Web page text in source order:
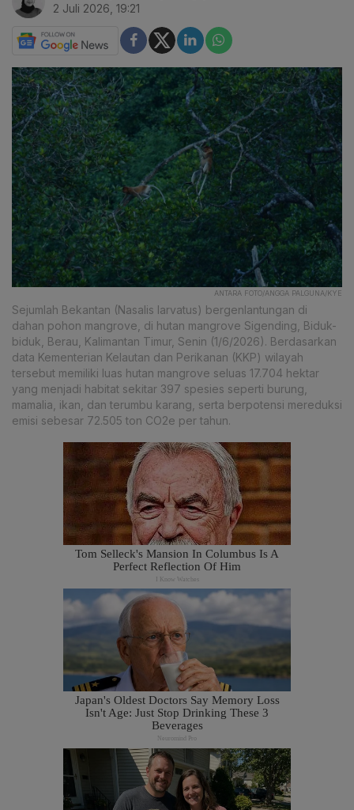
2 Juli 2026, 19:21
ANTARA FOTO/ANGGA PALGUNA/KYE
Sejumlah Bekantan (Nasalis larvatus) bergenlantungan di
dahan pohon mangrove, di hutan mangrove Sigending, Biduk-
biduk, Berau, Kalimantan Timur, Senin (1/6/2026). Berdasarkan
data Kementerian Kelautan dan Perikanan (KKP) wilayah
tersebut memiliki luas hutan mangrove seluas 17.704 hektar
yang menjadi habitat sekitar 397 spesies seperti burung,
mamalia, ikan, dan terumbu karang, serta berpotensi mereduksi
emisi sebesar 72.505 ton CO2e per tahun.